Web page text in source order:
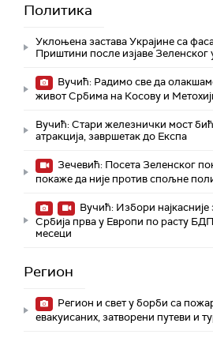
Политика
Уклоњена застава Украјине са
Приштини после изјаве Зеленског
Вучић: Радимо све да
живот Србима на Косову и
Вучић: Стари железнички мост
атракција, завршетак до Експа
Зечевић: Посета Зеленског
покаже да није против спољне
Вучић: Избори најкасније
Србија прва у Европи по расту
месеци
Регион
Регион и свет у борби са
евакуисаних, затворени путеви и